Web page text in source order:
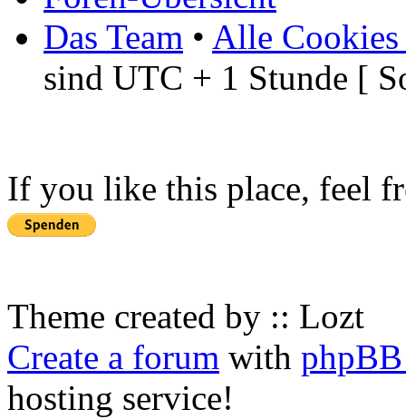
Das Team • Alle Cookies
sind UTC + 1 Stunde [
If you like this place, feel
Theme created by :: Lozt
Create a forum with
hosting service!